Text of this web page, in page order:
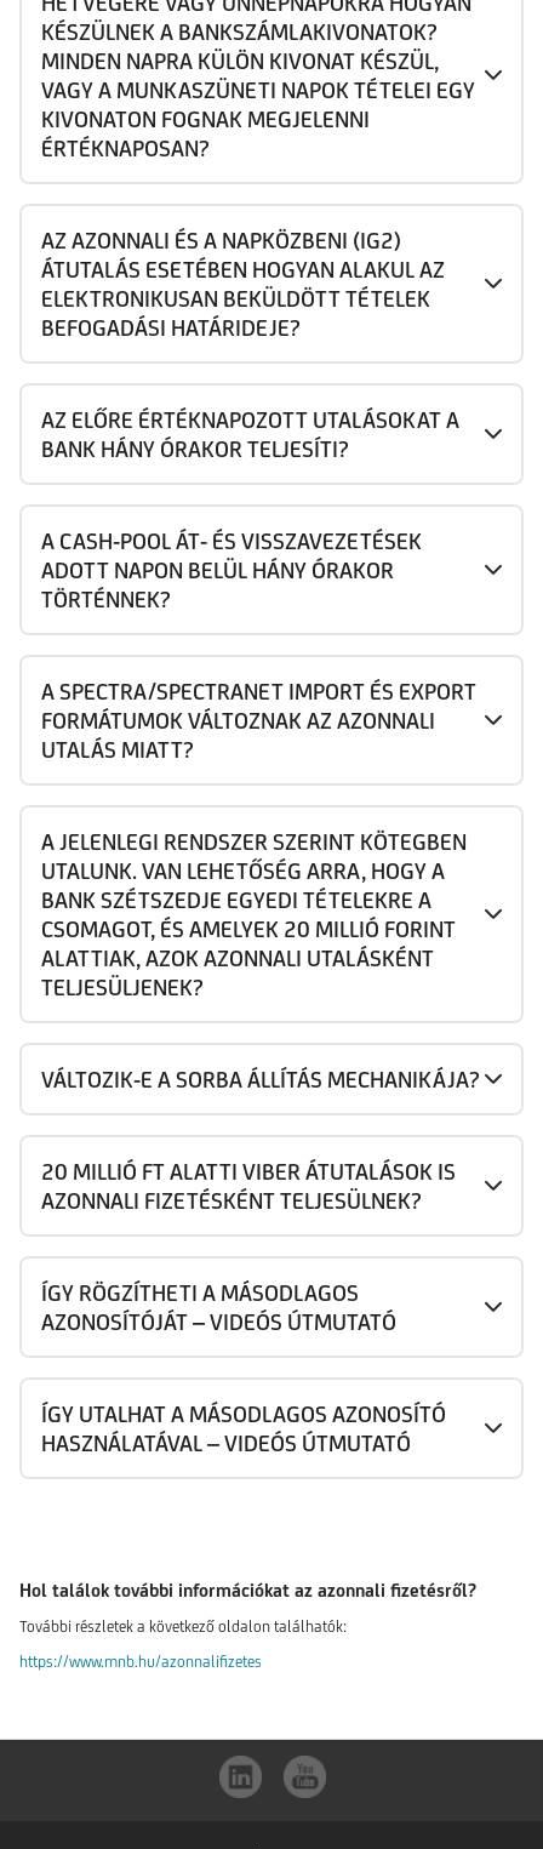
KÉSZÜLNEK A BANKSZÁMLAKIVONATOK?
MINDEN NAPRA KÜLÖN KIVONAT KÉSZÜL,
VAGY A MUNKASZÜNETI NAPOK TÉTELEI EGY
KIVONATON FOGNAK MEGJELENNI
ÉRTÉKNAPOSAN?
AZ AZONNALI ÉS A NAPKÖZBENI (IG2)
ÁTUTALÁS ESETÉBEN HOGYAN ALAKUL AZ
ELEKTRONIKUSAN BEKÜLDÖTT TÉTELEK
BEFOGADÁSI HATÁRIDEJE?
AZ ELŐRE ÉRTÉKNAPOZOTT UTALÁSOKAT A
BANK HÁNY ÓRAKOR TELJESÍTI?
A CASH-POOL ÁT- ÉS VISSZAVEZETÉSEK
ADOTT NAPON BELÜL HÁNY ÓRAKOR
TÖRTÉNNEK?
A SPECTRA/SPECTRANET IMPORT ÉS EXPORT
FORMÁTUMOK VÁLTOZNAK AZ AZONNALI
UTALÁS MIATT?
A JELENLEGI RENDSZER SZERINT KÖTEGBEN
UTALUNK. VAN LEHETŐSÉG ARRA, HOGY A
BANK SZÉTSZEDJE EGYEDI TÉTELEKRE A
CSOMAGOT, ÉS AMELYEK 20 MILLIÓ FORINT
ALATTIAK, AZOK AZONNALI UTALÁSKÉNT
TELJESÜLJENEK?
VÁLTOZIK-E A SORBA ÁLLÍTÁS MECHANIKÁJA?
20 MILLIÓ FT ALATTI VIBER ÁTUTALÁSOK IS
AZONNALI FIZETÉSKÉNT TELJESÜLNEK?
ÍGY RÖGZÍTHETI A MÁSODLAGOS
AZONOSÍTÓJÁT – VIDEÓS ÚTMUTATÓ
ÍGY UTALHAT A MÁSODLAGOS AZONOSÍTÓ
HASZNÁLATÁVAL – VIDEÓS ÚTMUTATÓ
Hol találok további információkat az azonnali fizetésről?
További részletek a következő oldalon találhatók:
https://www.mnb.hu/azonnalifizetes